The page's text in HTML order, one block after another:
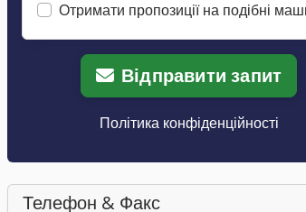
Отримати пропозиції на подібні
Відправити запит
Політика конфіденційності
Телефон & Факс